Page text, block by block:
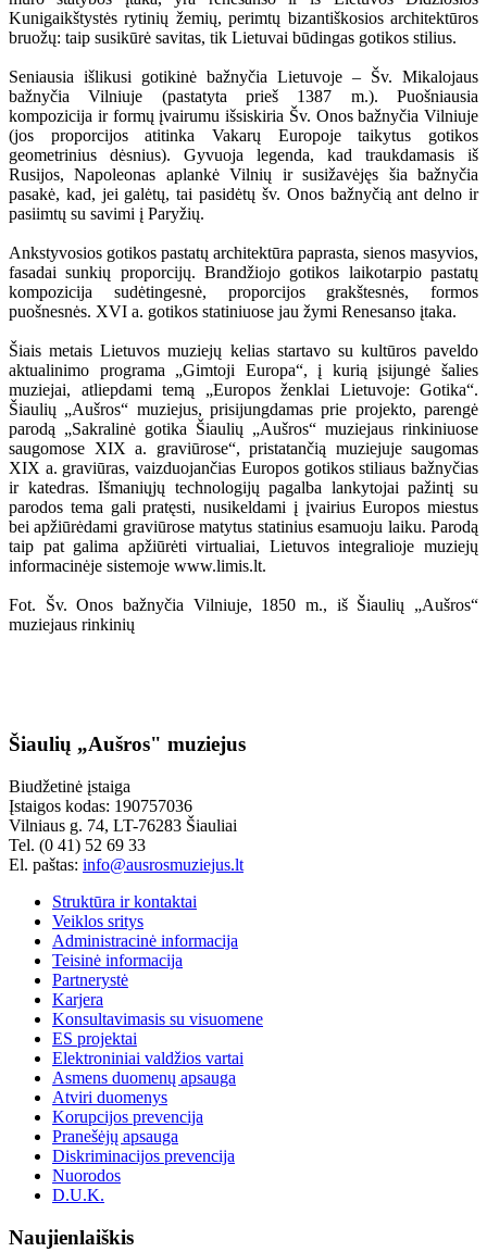
Kunigaikštystės rytinių žemių, perimtų bizantiškosios architektūros
bruožų: taip susikūrė savitas, tik Lietuvai būdingas gotikos stilius.
Seniausia išlikusi gotikinė bažnyčia Lietuvoje – Šv. Mikalojaus
bažnyčia Vilniuje (pastatyta prieš 1387 m.). Puošniausia
kompozicija ir formų įvairumu išsiskiria Šv. Onos bažnyčia Vilniuje
(jos proporcijos atitinka Vakarų Europoje taikytus gotikos
geometrinius dėsnius). Gyvuoja legenda, kad traukdamasis iš
Rusijos, Napoleonas aplankė Vilnių ir susižavėjęs šia bažnyčia
pasakė, kad, jei galėtų, tai pasidėtų šv. Onos bažnyčią ant delno ir
pasiimtų su savimi į Paryžių.
Ankstyvosios gotikos pastatų architektūra paprasta, sienos masyvios,
fasadai sunkių proporcijų. Brandžiojo gotikos laikotarpio pastatų
kompozicija sudėtingesnė, proporcijos grakštesnės, formos
puošnesnės. XVI a. gotikos statiniuose jau žymi Renesanso įtaka.
Šiais metais Lietuvos muziejų kelias startavo su kultūros paveldo
aktualinimo programa „Gimtoji Europa“, į kurią įsijungė šalies
muziejai, atliepdami temą „Europos ženklai Lietuvoje: Gotika“.
Šiaulių „Aušros“ muziejus, prisijungdamas prie projekto, parengė
parodą „Sakralinė gotika Šiaulių „Aušros“ muziejaus rinkiniuose
saugomose XIX a. graviūrose“, pristatančią muziejuje saugomas
XIX a. graviūras, vaizduojančias Europos gotikos stiliaus bažnyčias
ir katedras. Išmaniųjų technologijų pagalba lankytojai pažintį su
parodos tema gali pratęsti, nusikeldami į įvairius Europos miestus
bei apžiūrėdami graviūrose matytus statinius esamuoju laiku. Parodą
taip pat galima apžiūrėti virtualiai, Lietuvos integralioje muziejų
informacinėje sistemoje www.limis.lt.
Fot. Šv. Onos bažnyčia Vilniuje, 1850 m., iš Šiaulių „Aušros“
muziejaus rinkinių
Šiaulių „Aušros" muziejus
Biudžetinė įstaiga
Įstaigos kodas: 190757036
Vilniaus g. 74, LT-76283 Šiauliai
Tel. (0 41) 52 69 33
El. paštas: info@ausrosmuziejus.lt
Struktūra ir kontaktai
Veiklos sritys
Administracinė informacija
Teisinė informacija
Partnerystė
Karjera
Konsultavimasis su visuomene
ES projektai
Elektroniniai valdžios vartai
Asmens duomenų apsauga
Atviri duomenys
Korupcijos prevencija
Pranešėjų apsauga
Diskriminacijos prevencija
Nuorodos
D.U.K.
Naujienlaiškis